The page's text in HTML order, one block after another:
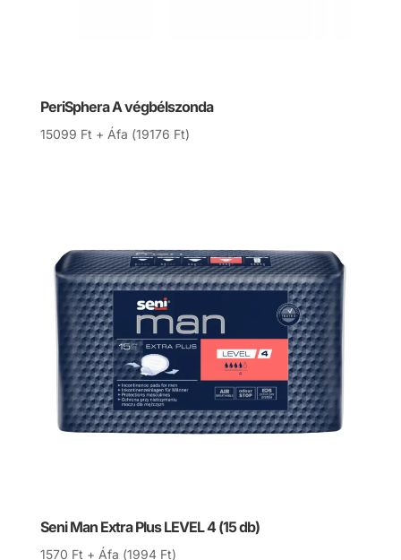
PeriSphera A végbélszonda
15099 Ft + Áfa (19176 Ft)
Seni Man Extra Plus LEVEL 4 (15 db)
1570 Ft + Áfa (1994 Ft)